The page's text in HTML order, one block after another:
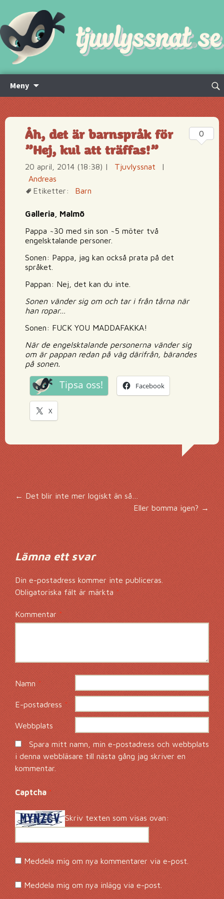
Meny
innehåll
Sök
Åh, det är barnspråk för
”Hej, kul att träffas!”
20 april, 2014 (18:38) | Tjuvlyssnat
|
Andreas
Etiketter:
Barn
Galleria, Malmö
Pappa ~30 med sin son ~5 möter två
engelsktalande personer.
Sonen: Pappa, jag kan också prata på det
språket.
Pappan: Nej, det kan du inte.
Sonen vänder sig om och tar i från tårna när
han ropar…
Sonen: FUCK YOU MADDAFAKKA!
När de engelsktalande personerna vänder sig
om är pappan redan på väg därifrån, bärandes
på sonen.
Tipsa oss! Facebook
X
0
Inläggsnavigering
←Det blir inte mer logiskt än så…
Eller bomma igen?→
Lämna ett svar
Din e-postadress kommer inte publiceras.
Obligatoriska fält är märkta*
Kommentar*
Namn *
E-postadress*
Webbplats
Spara mitt namn, min e-postadress och webbplats
i denna webbläsare till nästa gång jag skriver en
kommentar.
Captcha *
Skriv texten som visas ovan:
Meddela mig om nya kommentarer via e-post.
Meddela mig om nya inlägg via e-post.